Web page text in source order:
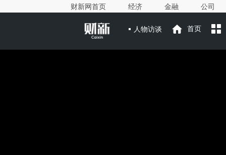
财新网首页 经济 金融 公司
人物访谈 首页